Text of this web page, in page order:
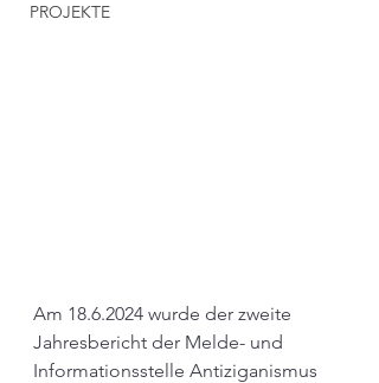
PROJEKTE
Am 18.6.2024 wurde der zweite
Jahresbericht der Melde- und
Informationsstelle Antiziganismus